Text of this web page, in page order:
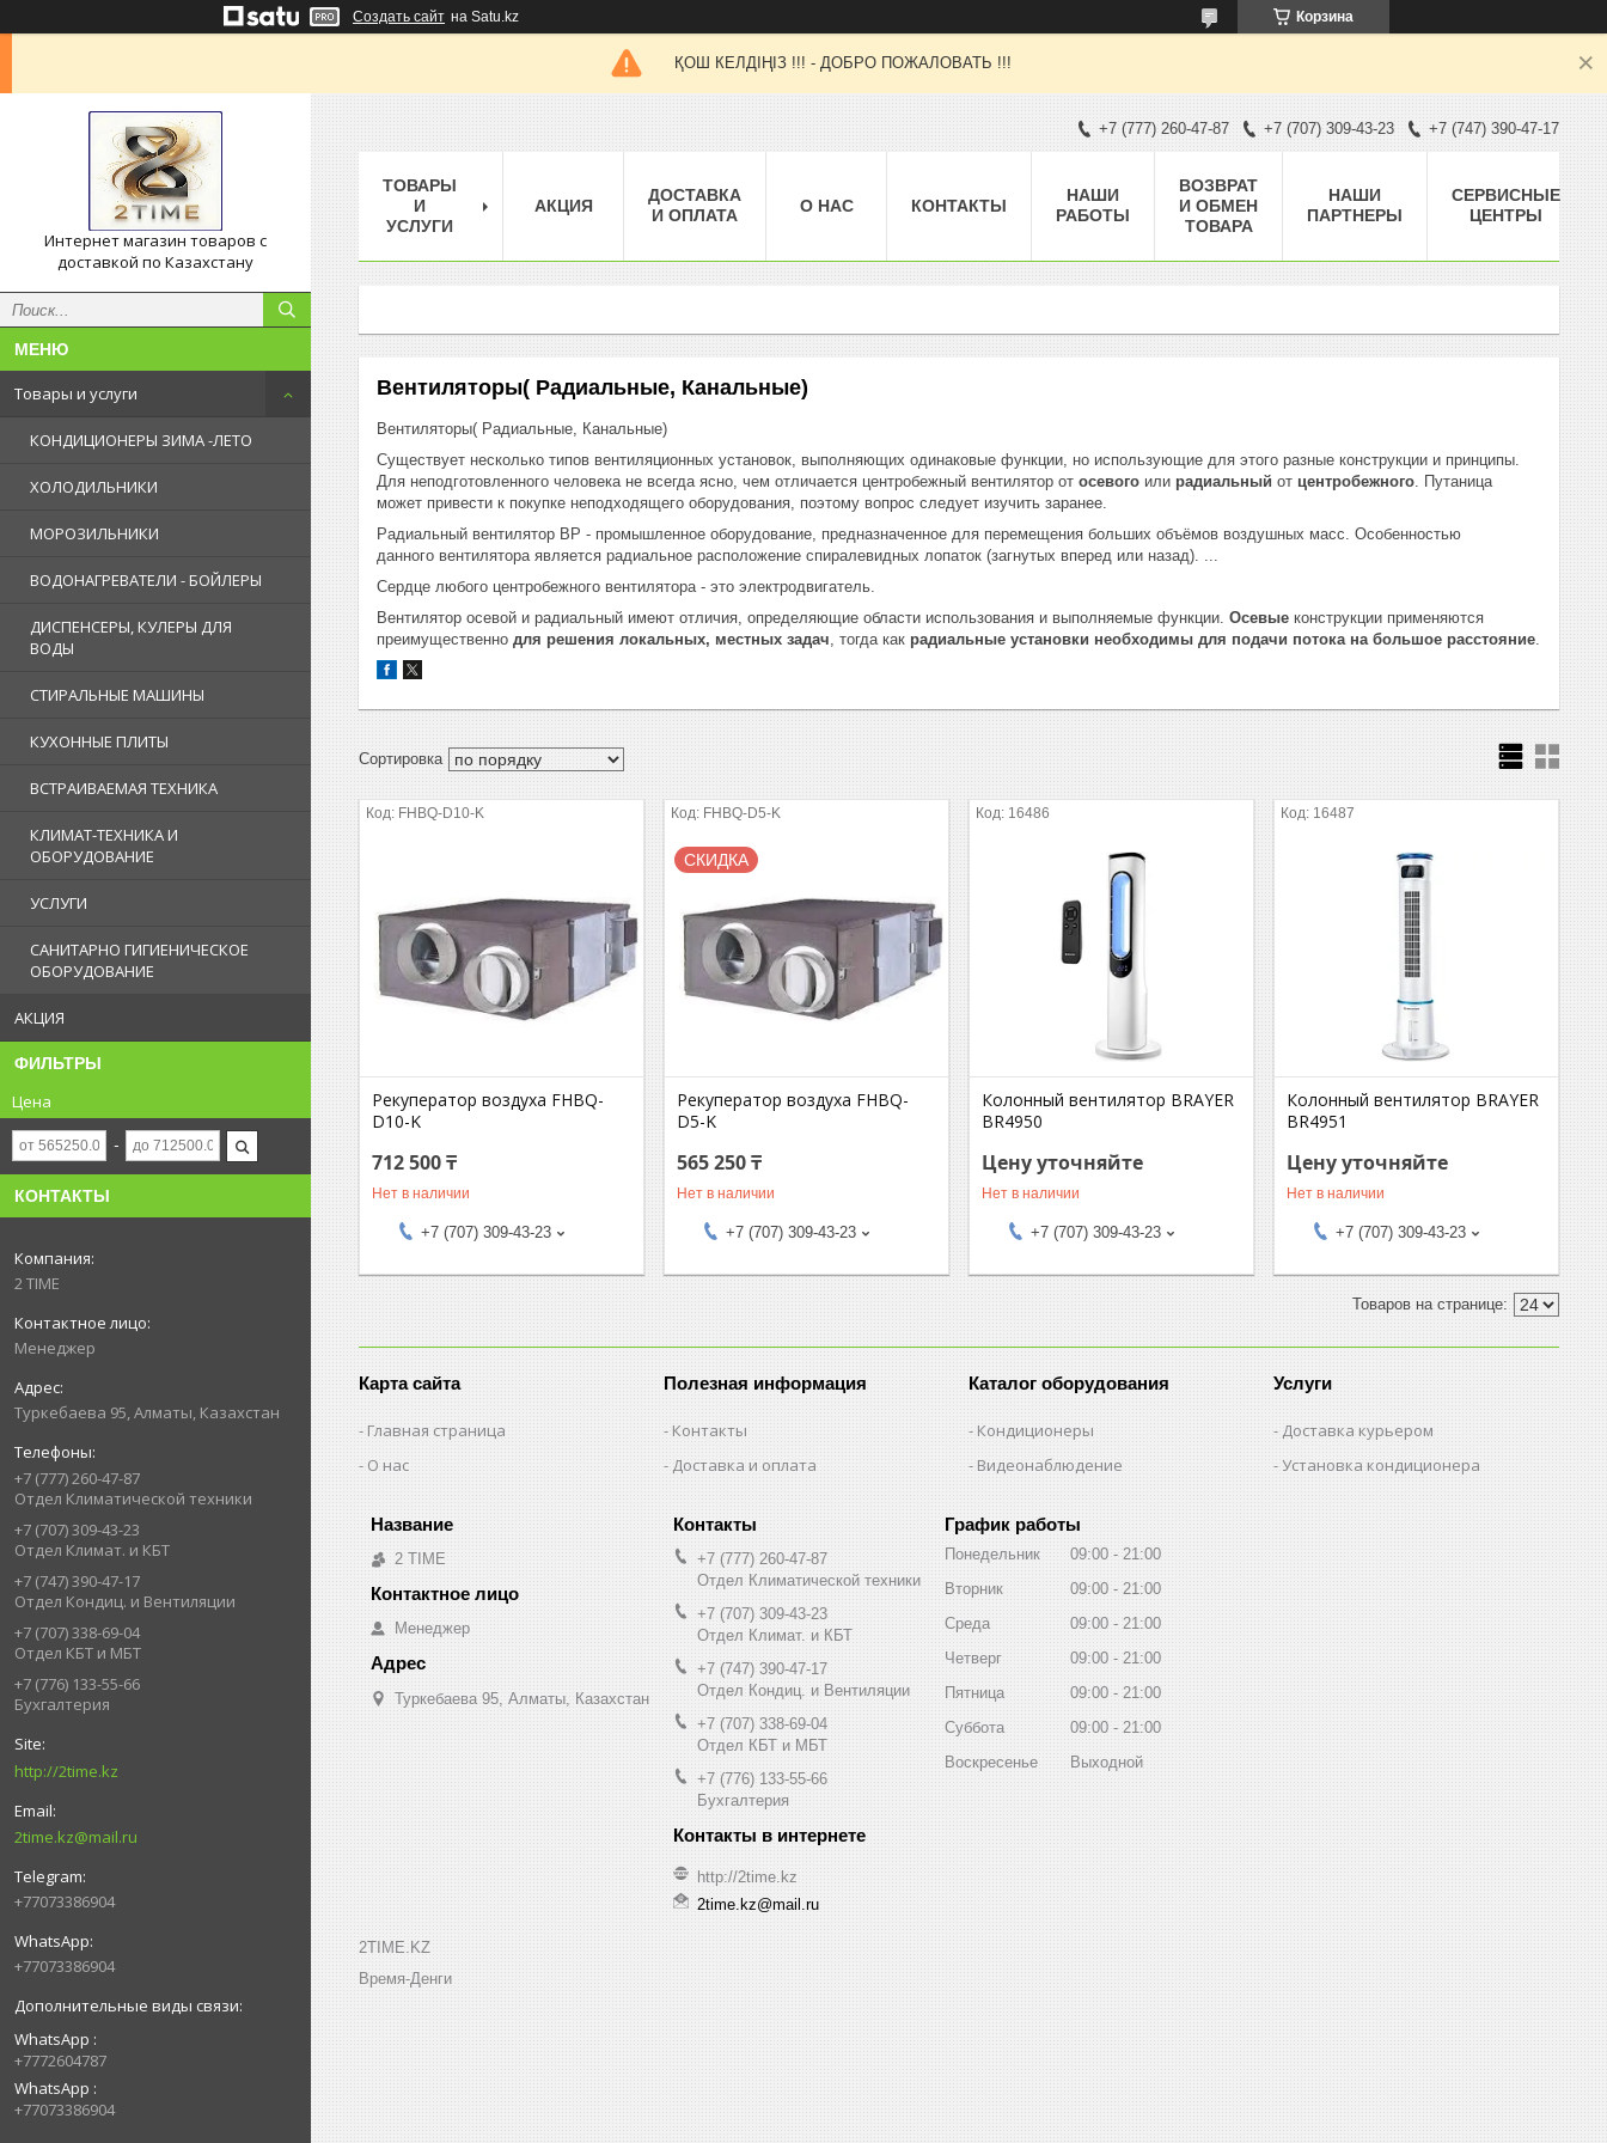
Создать сайт на Satu.kz Корзина
ҚОШ КЕЛДІҢІЗ !!! - ДОБРО ПОЖАЛОВАТЬ !!!
Интернет магазин товаров с
доставкой по Казахстану
Товары и услуги
КОНДИЦИОНЕРЫ ЗИМА -ЛЕТО
ХОЛОДИЛЬНИКИ
МОРОЗИЛЬНИКИ
ВОДОНАГРЕВАТЕЛИ - БОЙЛЕРЫ
ДИСПЕНСЕРЫ, КУЛЕРЫ ДЛЯ
ВОДЫ
СТИРАЛЬНЫЕ МАШИНЫ
КУХОННЫЕ ПЛИТЫ
ВСТРАИВАЕМАЯ ТЕХНИКА
КЛИМАТ-ТЕХНИКА И
ОБОРУДОВАНИЕ
УСЛУГИ
САНИТАРНО ГИГИЕНИЧЕСКОЕ
ОБОРУДОВАНИЕ
АКЦИЯ
ФИЛЬТРЫ
Цена
КОНТАКТЫ
2 TIME
Менеджер
Туркебаева 95, Алматы, Казахстан
+7 (777) 260-47-87
Отдел Климатической техники
+7 (707) 309-43-23
Отдел Климат. и КБТ
+7 (747) 390-47-17
Отдел Кондиц. и Вентиляции
+7 (707) 338-69-04
Отдел КБТ и МБТ
+7 (776) 133-55-66
Бухгалтерия
http://2time.kz
2time.kz@mail.ru
+77073386904
+77073386904
WhatsApp
+7772604787
WhatsApp
+77073386904
+7 (777) 260-47-87 +7 (707) 309-43-23 +7 (747) 390-47-17
ТОВАРЫ
И
УСЛУГИ
АКЦИЯ
ДОСТАВКА
И ОПЛАТА
О НАС КОНТАКТЫ
НАШИ
РАБОТЫ
ВОЗВРАТ
И ОБМЕН
ТОВАРА
НАШИ
ПАРТНЕРЫ
СЕРВИСНЫЕ
ЦЕНТРЫ
Вентиляторы( Радиальные, Канальные)
Вентиляторы( Радиальные, Канальные)
Существует несколько типов вентиляционных установок, выполняющих одинаковые функции, но использующие для этого разные конструкции и принципы.
Для неподготовленного человека не всегда ясно, чем отличается центробежный вентилятор от осевого или радиальный от центробежного . Путаница
может привести к покупке неподходящего оборудования, поэтому вопрос следует изучить заранее.
Радиальный вентилятор ВР - промышленное оборудование, предназначенное для перемещения больших объёмов воздушных масс. Особенностью
данного вентилятора является радиальное расположение спиралевидных лопаток (загнутых вперед или назад). ...
Сердце любого центробежного вентилятора - это электродвигатель.
Вентилятор осевой и радиальный имеют отличия, определяющие области использования и выполняемые функции. Осевые конструкции применяются
преимущественно для решения локальных, местных задач , тогда как радиальные установки необходимы для подачи потока на большое расстояние
FHBQ-D10-K
Рекуператор воздуха FHBQ-
D10-K
712 500 ₸
Нет в наличии
+7 (707) 309-43-23
FHBQ-D5-K
СКИДКА
Рекуператор воздуха FHBQ-
D5-K
565 250 ₸
Нет в наличии
+7 (707) 309-43-23
16486
Колонный вентилятор BRAYER
BR4950
Цену уточняйте
Нет в наличии
+7 (707) 309-43-23
16487
Колонный вентилятор BRAYER
BR4951
Цену уточняйте
Нет в наличии
+7 (707) 309-43-23
Карта сайта
Главная страница
О нас
Полезная информация
Контакты
Доставка и оплата
Каталог оборудования
Кондиционеры
Видеонаблюдение
Услуги
Доставка курьером
Установка кондиционера
2 TIME
Менеджер
Туркебаева 95, Алматы, Казахстан
+7 (777) 260-47-87
Отдел Климатической техники
+7 (707) 309-43-23
Отдел Климат. и КБТ
+7 (747) 390-47-17
Отдел Кондиц. и Вентиляции
+7 (707) 338-69-04
Отдел КБТ и МБТ
+7 (776) 133-55-66
Бухгалтерия
http://2time.kz
2time.kz@mail.ru
График работы
Понедельник 09:00
21:00
Вторник
09:00
21:00
Среда
09:00
21:00
Четверг
09:00
21:00
Пятница
09:00
21:00
Суббота
09:00
21:00
Воскресенье
Выходной
2TIME.KZ
Время-Денги